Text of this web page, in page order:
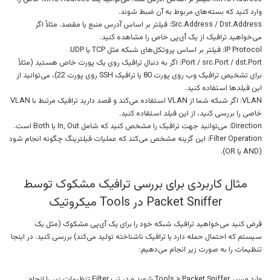
وارد کنید که بسته‌های مربوط به آن ضبط شوند.
Src.Address / Dst.Address: فیلتر بر اساس آدرس منبع یا مقصد. مثلاً اگر
می‌خواهید ترافیک از یک آی‌پی خاص را مشاهده کنید.
IP Protocol: فیلتر بر اساس پروتکل‌های شبکه مثل TCP یا UDP.
Port / src.Port / dst.Port: اگر به دنبال ترافیک روی یک پورت خاص هستید (مثلاً
برای تشخیص ترافیک وب روی پورت 80 یا ترافیک SSH روی پورت 22)، می‌توانید از
این فیلدها استفاده کنید.
VLAN: اگر شبکه شما از VLAN استفاده می‌کند و قصد دارید ترافیک مرتبط با VLAN
خاصی را بررسی کنید، از این فیلد استفاده کنید.
Direction: می‌توانید جهت ترافیک را مشخص کنید که شامل In, Out یا Both است.
Filter Operation: این گزینه مشخص می‌کند که عملیات فیلترینگ چگونه انجام شود
(AND یا OR).
مثال کاربردی برای بررسی ترافیک مشکوک توسط
Packet Sniffer در Tools میکروتیک
فرض کنید می‌خواهید ترافیک شبکه خود را برای یک آی‌پی مشکوک (مثل یک
سیستم که احتمال حمله دارد یا ترافیک ناشناخته تولید می‌کند) بررسی کنید. در اینجا
تنظیمات را به صورت زیر انجام می‌دهیم: